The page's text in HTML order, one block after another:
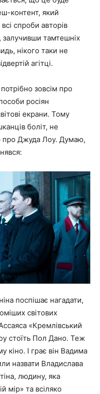
контент, який
спроби авторів
залучивши тамтешніх
нікого таки не
агітці.
зовсім про
росіян
екрани. Тому
боліт, не
про Джуда Лоу. Думаю,
поспішає нагадати,
світових
«Кремлівський
стоїть Пол Дано. Теж
кіно. І грає він Вадима
назвати Владислава
людину, яка
мір» та всіляко